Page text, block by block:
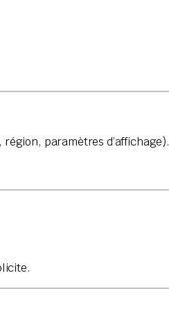
paramètres d’affichage).